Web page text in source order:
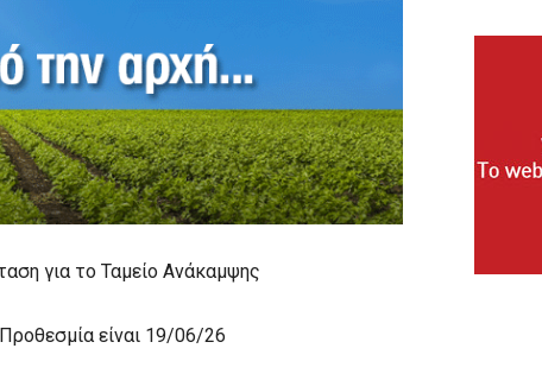
για το Ταμείο Ανάκαμψης
είναι 19/06/26